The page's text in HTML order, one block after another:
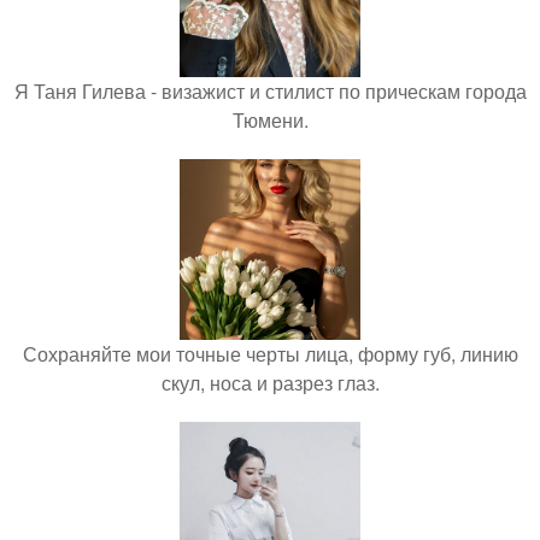
Я Таня Гилева - визажист и стилист по прическам города
Тюмени.
Сохраняйте мои точные черты лица, форму губ, линию
скул, носа и разрез глаз.